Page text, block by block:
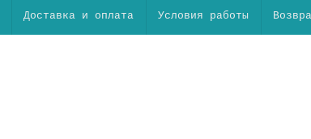
Доставка и оплата Условия работы